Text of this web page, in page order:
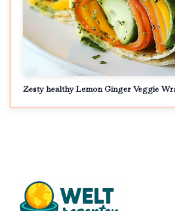
Zesty healthy Lemon Ginger Veggie